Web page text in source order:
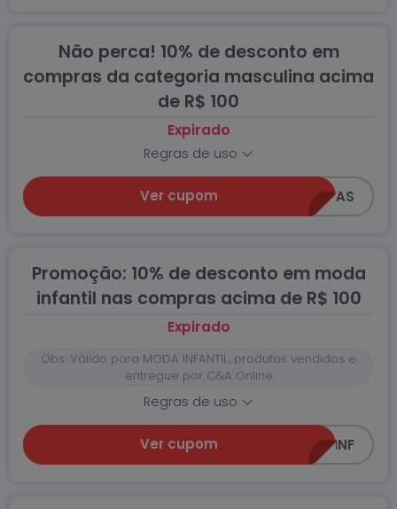
Não perca! 10% de desconto em
compras da categoria masculina acima
de R$ 100
Expirado
Regras de uso
Ver cupom Z0618-MAS
Promoção: 10% de desconto em moda
infantil nas compras acima de R$ 100
Expirado
Obs: Válido para MODA INFANTIL, produtos vendidos e
entregue por C&A Online
Regras de uso
Ver cupom Z0618-INF